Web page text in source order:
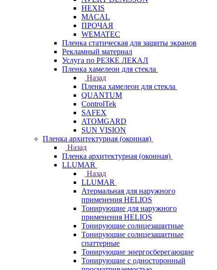
HEXIS
MACAL
ПРОЧАЯ
WEMATEC
Пленка статическая для защиты экранов
Рекламный материал
Услуга по РЕЗКЕ ЛЕКАЛ
Пленка хамелеон для стекла
Назад
Пленка хамелеон для стекла
QUANTUM
ControlTek
SAFEX
ATOMGARD
SUN VISION
Пленка архитектурная (оконная)
Назад
Пленка архитектурная (оконная)
LLUMAR
Назад
LLUMAR
Атермальная для наружного
применения HELIOS
Тонирующие для наружного
применения HELIOS
Тонирующие солнцезащитные
Тонирующие солнцезащитные
спаттерные
Тонирующие энергосберегающие
Тонирующие с односторонный